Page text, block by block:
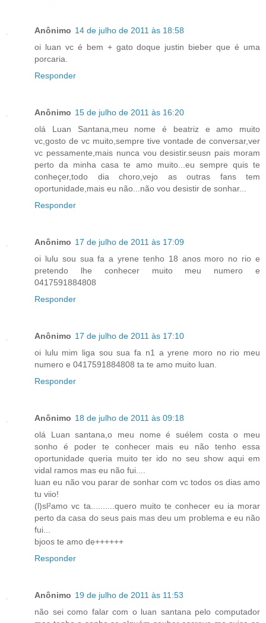
Anônimo 14 de julho de 2011 às 18:58
oi luan vc é bem + gato doque justin bieber que é uma
porcaria.
Responder
Anônimo 15 de julho de 2011 às 16:20
olá Luan Santana,meu nome é beatriz e amo muito
vc,gosto de vc muito,sempre tive vontade de conversar,ver
vc pessamente,mais nunca vou desistir.seusn pais moram
perto da minha casa te amo muito...eu sempre quis te
conheçer,todo dia choro,vejo as outras fans tem
oportunidade,mais eu não...não vou desistir de sonhar...
Responder
Anônimo 17 de julho de 2011 às 17:09
oi lulu sou sua fa a yrene tenho 18 anos moro no rio e
pretendo lhe conhecer muito meu numero e
0417591884808
Responder
Anônimo 17 de julho de 2011 às 17:10
oi lulu mim liga sou sua fa n1 a yrene moro no rio meu
numero e 0417591884808 ta te amo muito luan.
Responder
Anônimo 18 de julho de 2011 às 09:18
olá Luan santana,o meu nome é suélem costa o meu
sonho é poder te conhecer mais eu não tenho essa
oportunidade queria muito ter ido no seu show aqui em
vidal ramos mas eu não fui....
luan eu não vou parar de sonhar com vc todos os dias amo
tu viio!
(l)sl²amo vc ta..........quero muito te conhecer eu ia morar
perto da casa do seus pais mas deu um problema e eu não
fui...
bjoos te amo de++++++
Responder
Anônimo 19 de julho de 2011 às 11:53
não sei como falar com o luan santana pelo computador